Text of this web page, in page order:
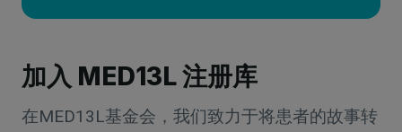
加入 MED13L 注册库
在MED13L基金会，我们致力于将患者的故事转